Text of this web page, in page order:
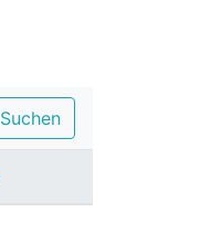
Suchen